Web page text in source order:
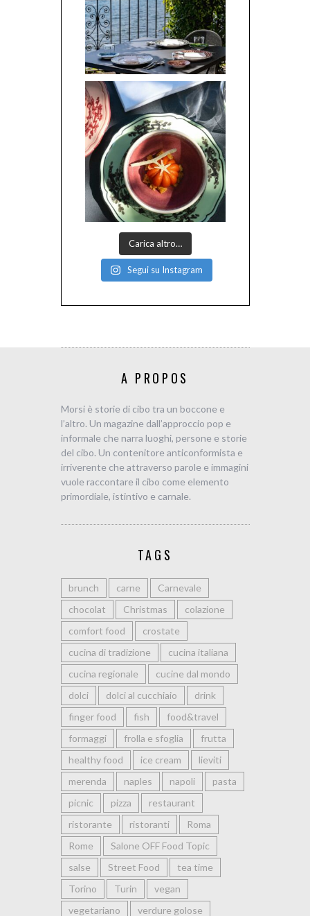
Carica altro…
Segui su Instagram
A PROPOS
Morsi è storie di cibo tra un boccone e
l’altro. Un magazine dall’approccio pop e
informale che narra luoghi, persone e storie
del cibo. Un contenitore anticonformista e
irriverente che attraverso parole e immagini
vuole raccontare il cibo come elemento
primordiale, istintivo e carnale.
TAGS
brunch carne
Carnevale
chocolat
Christmas
colazione
comfort food
crostate
cucina di tradizione
cucina italiana
cucina regionale
cucine dal mondo
dolci
dolci al cucchiaio
drink
finger food
fish
food&travel
formaggi
frolla e sfoglia
frutta
healthy food
ice cream
lieviti
merenda
naples napoli
pasta
picnic
pizza
restaurant
ristorante
ristoranti
Roma
Rome
Salone OFF Food Topic
salse
Street Food
tea time
Torino
Turin
vegan
vegetariano
verdure golose